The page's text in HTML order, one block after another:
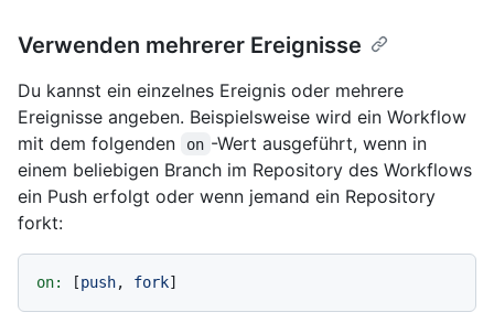
Verwenden mehrerer Ereignisse
Du kannst ein einzelnes Ereignis oder mehrere
Ereignisse angeben. Beispielsweise wird ein Workflow
mit dem folgenden
on -Wert ausgeführt, wenn in
einem beliebigen Branch im Repository des Workflows
ein Push erfolgt oder wenn jemand ein Repository
forkt:
on: [push, fork